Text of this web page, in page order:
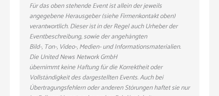
Für das oben stehende Event ist allein der jeweils
angegebene Herausgeber (siehe Firmenkontakt oben)
verantwortlich. Dieser ist in der Regel auch Urheber der
Eventbeschreibung, sowie der angehängten
Bild-, Ton-, Video-, Medien- und Informationsmaterialien.
Die United News Network GmbH
übernimmt keine Haftung für die Korrektheit oder
Vollständigkeit des dargestellten Events. Auch bei
Übertragungsfehlern oder anderen Störungen haftet sie nur